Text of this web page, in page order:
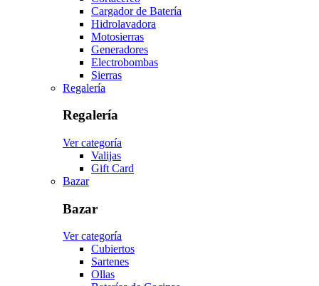
Cargador de Batería
Hidrolavadora
Motosierras
Generadores
Electrobombas
Sierras
Regalería
Regalería
Ver categoría
Valijas
Gift Card
Bazar
Bazar
Ver categoría
Cubiertos
Sartenes
Ollas